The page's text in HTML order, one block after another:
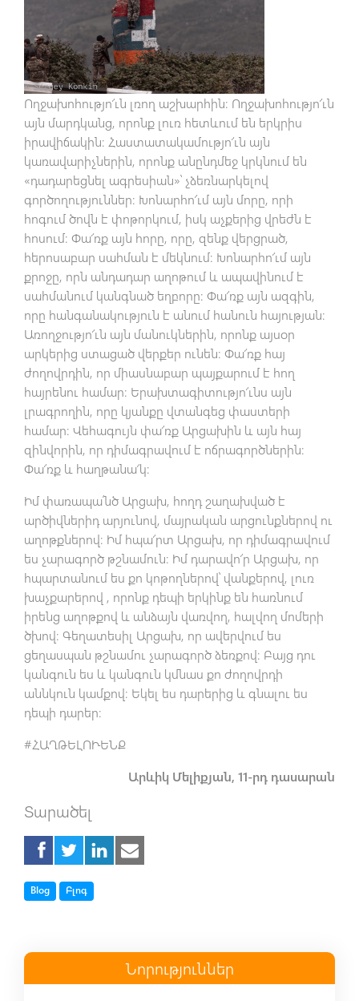
Ողջախոհությո՜ւն լռող աշխարհին։ Ողջախոհությո՜ւն
այն մարդկանց, որոնք լուռ հետևում են երկրիս
իրավիճակին։ Հաստատակամությո՜ւն այն
կառավարիչներին, որոնք անընդմեջ կրկնում են
«դադարեցնել ագրեսիան»՝ չձեռնարկելով
գործողություններ։ Խոնարհո՜ւմ այն մորը, որի
հոգում ծովն է փոթորկում, իսկ աչքերից վրեժն է
հոսում։ Փա՜ռք այն հորը, որը, զենք վերցրած,
հերոսաբար սահման է մեկնում։ Խոնարհո՜ւմ այն
քրոջը, որն անդադար աղոթում և ապավինում է
սահմանում կանգնած եղբորը։ Փա՜ռք այն ազգին,
որը հանգանակություն է անում հանուն հայության։
Առողջությո՜ւն այն մանուկներին, որոնք այսօր
արկերից ստացած վերքեր ունեն։ Փա՜ռք հայ
ժողովրդին, որ միասնաբար պայքարում է հող
հայրենու համար։ Երախտագիտությո՜ւնս այն
լրագրողին, որը կյանքը վտանգեց փաստերի
համար։ Վեհագույն փա՜ռք Արցախին և այն հայ
զինվորին, որ դիմագրավում է ոճրագործներին։
Փա՜ռք և հաղթանա՜կ։
Իմ փառապա՛նծ Արցախ, հողդ շաղախված է
արծիվներիդ արյունով, մայրական արցունքներով ու
աղոթքներով։ Իմ հպա՜րտ Արցախ, որ դիմագրավում
ես չարագործ թշնամուն։ Իմ դարավո՜ր Արցախ, որ
հպարտանում ես քո կոթողներով՝ վանքերով, լուռ
խաչքարերով , որոնք դեպի երկինք են հառնում
իրենց աղոթքով և անձայն վառվող, հալվող մոմերի
ծխով։ Գեղատեսիլ Արցախ, որ ավերվում ես
ցեղասպան թշնամու չարագործ ձեռքով։ Բայց դու
կանգուն ես և կանգուն կմնաս քո ժողովրդի
աննկուն կամքով։ Եկել ես դարերից և գնալու ես
դեպի դարեր։
#ՀԱՂԹԵԼՈՒԵՆՔ
Արևիկ Մելիքյան, 11-րդ դասարան
Տարածել
TagBlog TagԲլոգ
Նորություններ